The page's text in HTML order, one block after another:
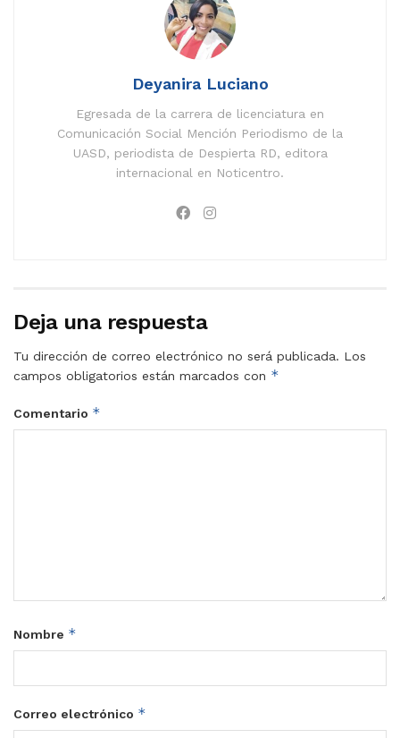
Deyanira Luciano
Egresada de la carrera de licenciatura en
Comunicación Social Mención Periodismo de la
UASD, periodista de Despierta RD, editora
internacional en Noticentro.
Deja una respuesta
Tu dirección de correo electrónico no será publicada. Los
campos obligatorios están marcados con *
Comentario *
Nombre *
Correo electrónico *